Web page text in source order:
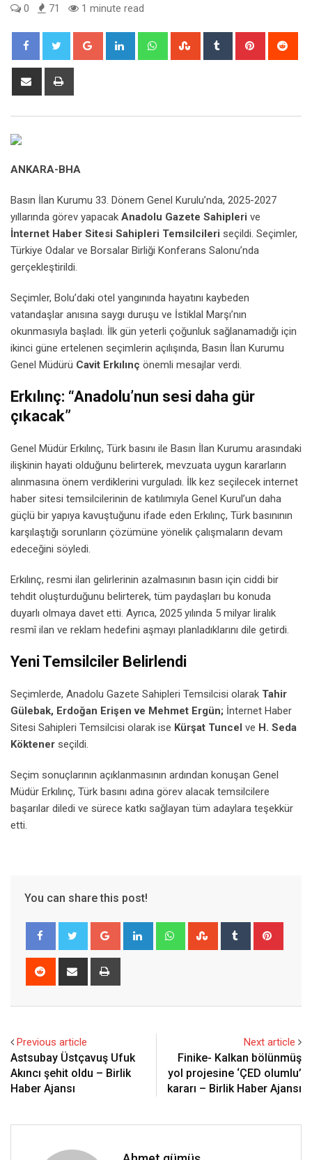
0 71 1 minute read
Google+ LinkedIn WhatsappStumbleUpon
Tumblr Pinterest
Share
ANKARA-BHA
Basın İlan Kurumu 33. Dönem Genel Kurulu’nda, 2025-2027
yıllarında görev yapacak Anadolu Gazete Sahipleri ve
İnternet Haber Sitesi Sahipleri Temsilcileri seçildi. Seçimler,
Türkiye Odalar ve Borsalar Birliği Konferans Salonu’nda
gerçekleştirildi.
Seçimler, Bolu’daki otel yangınında hayatını kaybeden
vatandaşlar anısına saygı duruşu ve İstiklal Marşı’nın
okunmasıyla başladı. İlk gün yeterli çoğunluk sağlanamadığı için
ikinci güne ertelenen seçimlerin açılışında, Basın İlan Kurumu
Genel Müdürü Cavit Erkılınç önemli mesajlar verdi.
Erkılınç: “Anadolu’nun sesi daha gür
çıkacak”
Genel Müdür Erkılınç, Türk basını ile Basın İlan Kurumu arasındaki
ilişkinin hayati olduğunu belirterek, mevzuata uygun kararların
alınmasına önem verdiklerini vurguladı. İlk kez seçilecek internet
haber sitesi temsilcilerinin de katılımıyla Genel Kurul’un daha
güçlü bir yapıya kavuştuğunu ifade eden Erkılınç, Türk basınının
karşılaştığı sorunların çözümüne yönelik çalışmaların devam
edeceğini söyledi.
Erkılınç, resmi ilan gelirlerinin azalmasının basın için ciddi bir
tehdit oluşturduğunu belirterek, tüm paydaşları bu konuda
duyarlı olmaya davet etti. Ayrıca, 2025 yılında 5 milyar liralık
resmî ilan ve reklam hedefini aşmayı planladıklarını dile getirdi.
Yeni Temsilciler Belirlendi
Seçimlerde, Anadolu Gazete Sahipleri Temsilcisi olarak Tahir
Gülebak, Erdoğan Erişen ve Mehmet Ergün; İnternet Haber
Sitesi Sahipleri Temsilcisi olarak ise Kürşat Tuncel ve H. Seda
Köktener seçildi.
Seçim sonuçlarının açıklanmasının ardından konuşan Genel
Müdür Erkılınç, Türk basını adına görev alacak temsilcilere
başarılar diledi ve sürece katkı sağlayan tüm adaylara teşekkür
etti.
You can share this post!
Google+ LinkedIn WhatsappStumbleUpon
Tumblr
Reddit
Share
Previous article
Astsubay Üstçavuş Ufuk
Akıncı şehit oldu – Birlik
Haber Ajansı
Next article
Finike- Kalkan bölünmüş
yol projesine ‘ÇED olumlu’
kararı – Birlik Haber Ajansı